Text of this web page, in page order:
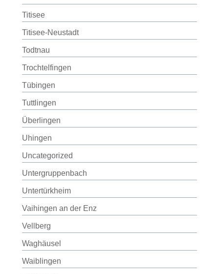
Titisee
Titisee-Neustadt
Todtnau
Trochtelfingen
Tübingen
Tuttlingen
Überlingen
Uhingen
Uncategorized
Untergruppenbach
Untertürkheim
Vaihingen an der Enz
Vellberg
Waghäusel
Waiblingen